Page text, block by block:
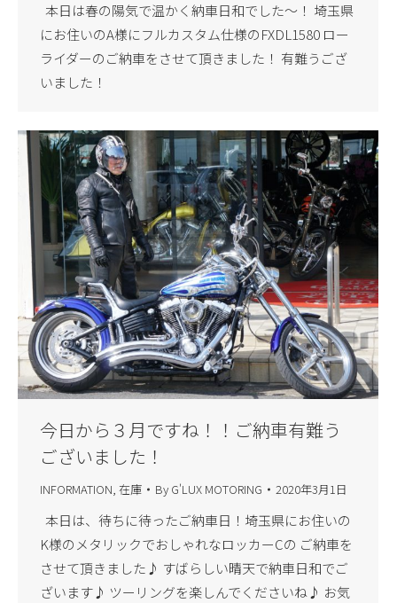
本日は春の陽気で温かく納車日和でした～！ 埼玉県
にお住いのA様にフルカスタム仕様のFXDL1580 ロー
ライダーのご納車をさせて頂きました！ 有難うござ
いました！
今日から３月ですね！！ご納車有難う
ございました！
INFORMATION, 在庫 By G'LUX MOTORING 2020年3月1日
本日は、待ちに待ったご納車日！埼玉県にお住いの
K様のメタリックでおしゃれなロッカーCの ご納車を
させて頂きました♪ すばらしい晴天で納車日和でご
ざいます♪ ツーリングを楽しんでくださいね♪ お気